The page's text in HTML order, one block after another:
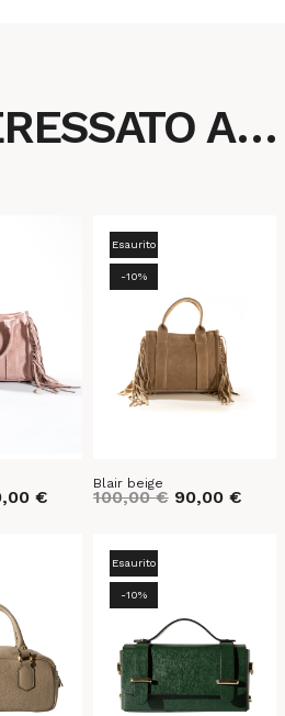
A…
€
Esaurito
-10%
Blair beige
100,00€ 90,00 €
Esaurito
-10%